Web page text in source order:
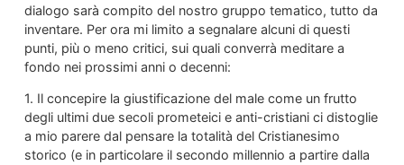
dialogo sarà compito del nostro gruppo tematico, tutto da
inventare. Per ora mi limito a segnalare alcuni di questi
punti, più o meno critici, sui quali converrà meditare a
fondo nei prossimi anni o decenni:
1. Il concepire la giustificazione del male come un frutto
degli ultimi due secoli prometeici e anti-cristiani ci distoglie
a mio parere dal pensare la totalità del Cristianesimo
storico (e in particolare il secondo millennio a partire dalla